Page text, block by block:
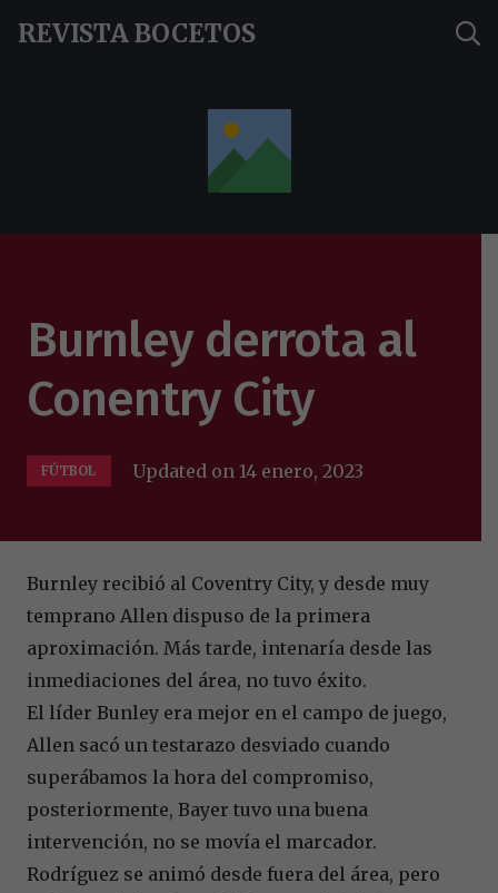
REVISTA BOCETOS
Burnley derrota al
Conentry City
FÚTBOL Updated on 14 enero, 2023
Burnley recibió al Coventry City, y desde muy
temprano Allen dispuso de la primera
aproximación. Más tarde, intenaría desde las
inmediaciones del área, no tuvo éxito.
El líder Bunley era mejor en el campo de juego,
Allen sacó un testarazo desviado cuando
superábamos la hora del compromiso,
posteriormente, Bayer tuvo una buena
intervención, no se movía el marcador.
Rodríguez se animó desde fuera del área, pero